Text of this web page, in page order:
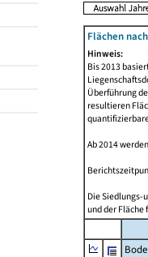
Flächen
Hinweis:
Bis 2013
Überführung
resultieren
Ab 2014
Die Siedlungs-
und der Fläche